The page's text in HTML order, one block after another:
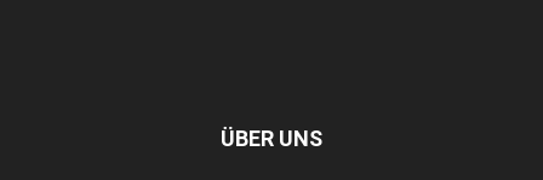
ÜBER UNS